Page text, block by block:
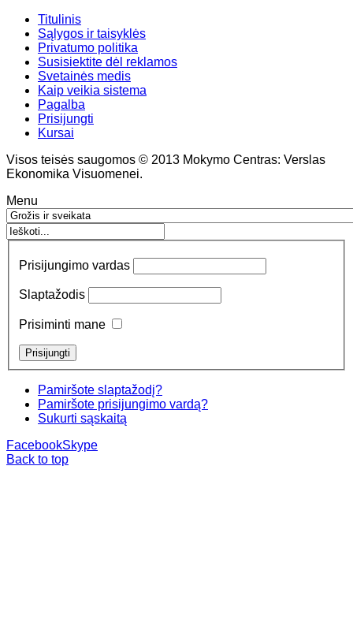
Titulinis
Sąlygos ir taisyklės
Privatumo politika
Susisiektite dėl reklamos
Svetainės medis
Kaip veikia sistema
Pagalba
Prisijungti
Kursai
Visos teisės saugomos © 2013 Mokymo Centras: Verslas
Ekonomika Visuomenei.
Menu
Prisijungimo vardas
Slaptažodis
Prisiminti mane
Pamiršote slaptažodį?
Pamiršote prisijungimo vardą?
Sukurti sąskaitą
FacebookSkype
Back to top